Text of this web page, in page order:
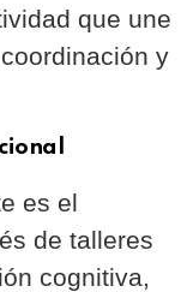
que une
y
es el
de talleres
cognitiva,